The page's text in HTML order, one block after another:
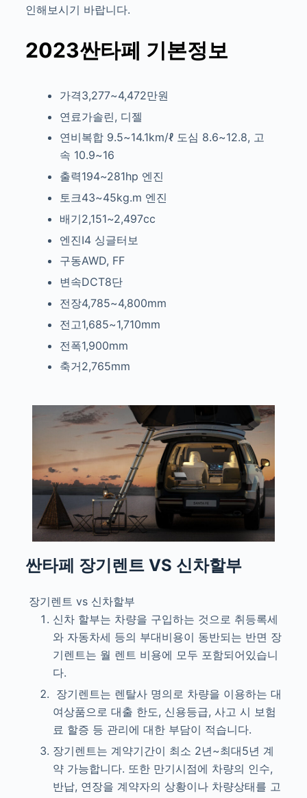
인해보시기 바랍니다.
2023싼타페 기본정보
가격3,277~4,472만원
연료가솔린, 디젤
연비복합 9.5~14.1km/ℓ 도심 8.6~12.8, 고
속 10.9~16
출력194~281hp 엔진
토크43~45kg.m 엔진
배기2,151~2,497cc
엔진I4 싱글터보
구동AWD, FF
변속DCT8단
전장4,785~4,800mm
전고1,685~1,710mm
전폭1,900mm
축거2,765mm
싼타페 장기렌트 VS 신차할부
장기렌트 vs 신차할부
신차 할부는 차량을 구입하는 것으로 취등록세
와 자동차세 등의 부대비용이 동반되는 반면 장
기렌트는 월 렌트 비용에 모두 포함되어있습니
다.
장기렌트는 렌탈사 명의로 차량을 이용하는 대
여상품으로 대출 한도, 신용등급, 사고 시 보험
료 할증 등 관리에 대한 부담이 적습니다.
장기렌트는 계약기간이 최소 2년~최대5년 계
약 가능합니다. 또한 만기시점에 차량의 인수,
반납, 연장을 계약자의 상황이나 차량상태를 고